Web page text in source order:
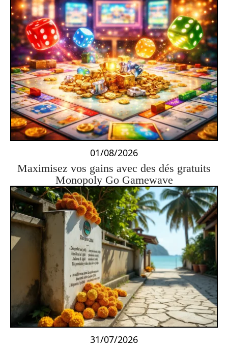
01/08/2026
Maximisez vos gains avec des dés gratuits
Monopoly Go Gamewave
31/07/2026